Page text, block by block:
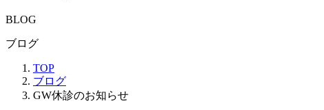
BLOG
ブログ
TOP
ブログ
GW休診のお知らせ